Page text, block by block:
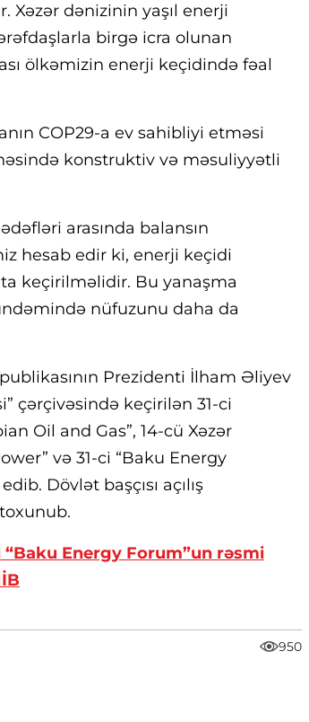
Xəzər dənizinin yaşıl enerji
birgə icra olunan
ölkəmizin enerji keçidində fəal
COP29-a ev sahibliyi etməsi
konstruktiv və məsuliyyətli
arasında balansın
hesab edir ki, enerji keçidi
keçirilməlidir. Bu yanaşma
nüfuzunu daha da
Prezidenti İlham Əliyev
çərçivəsində keçirilən 31-ci
Oil and Gas”, 14-cü Xəzər
və 31-ci “Baku Energy
Dövlət başçısı açılış
“Baku Energy Forum”un rəsmi
950